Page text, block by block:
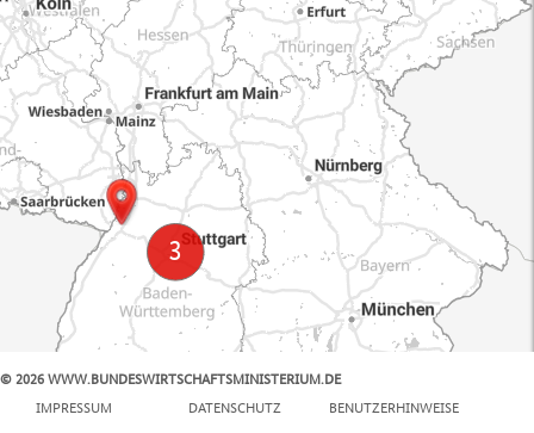
© 2026 WWW.BUNDESWIRTSCHAFTSMINISTERIUM.DE
IMPRESSUM
DATENSCHUTZ BENUTZERHINWEISE